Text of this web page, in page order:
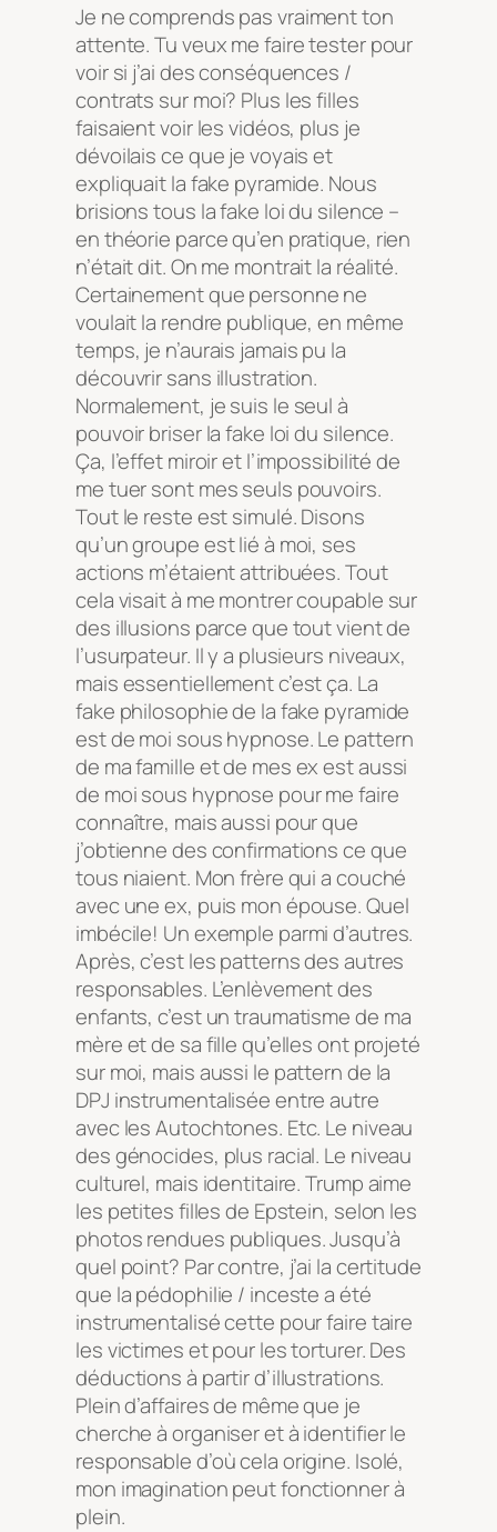
Je ne comprends pas vraiment ton
attente. Tu veux me faire tester pour
voir si j’ai des conséquences /
contrats sur moi? Plus les filles
faisaient voir les vidéos, plus je
dévoilais ce que je voyais et
expliquait la fake pyramide. Nous
brisions tous la fake loi du silence –
en théorie parce qu’en pratique, rien
n’était dit. On me montrait la réalité.
Certainement que personne ne
voulait la rendre publique, en même
temps, je n’aurais jamais pu la
découvrir sans illustration.
Normalement, je suis le seul à
pouvoir briser la fake loi du silence.
Ça, l’effet miroir et l’impossibilité de
me tuer sont mes seuls pouvoirs.
Tout le reste est simulé. Disons
qu’un groupe est lié à moi, ses
actions m’étaient attribuées. Tout
cela visait à me montrer coupable sur
des illusions parce que tout vient de
l’usurpateur. Il y a plusieurs niveaux,
mais essentiellement c’est ça. La
fake philosophie de la fake pyramide
est de moi sous hypnose. Le pattern
de ma famille et de mes ex est aussi
de moi sous hypnose pour me faire
connaître, mais aussi pour que
j’obtienne des confirmations ce que
tous niaient. Mon frère qui a couché
avec une ex, puis mon épouse. Quel
imbécile! Un exemple parmi d’autres.
Après, c’est les patterns des autres
responsables. L’enlèvement des
enfants, c’est un traumatisme de ma
mère et de sa fille qu’elles ont projeté
sur moi, mais aussi le pattern de la
DPJ instrumentalisée entre autre
avec les Autochtones. Etc. Le niveau
des génocides, plus racial. Le niveau
culturel, mais identitaire. Trump aime
les petites filles de Epstein, selon les
photos rendues publiques. Jusqu’à
quel point? Par contre, j’ai la certitude
que la pédophilie / inceste a été
instrumentalisé cette pour faire taire
les victimes et pour les torturer. Des
déductions à partir d’illustrations.
Plein d’affaires de même que je
cherche à organiser et à identifier le
responsable d’où cela origine. Isolé,
mon imagination peut fonctionner à
plein.